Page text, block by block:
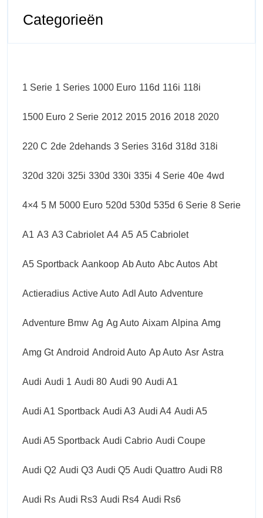
Categorieën
1 Serie 1 Series 1000 Euro 116d 116i 118i
1500 Euro 2 Serie 2012 2015 2016 2018 2020
220 C 2de 2dehands 3 Series 316d 318d 318i
320d 320i 325i 330d 330i 335i 4 Serie 40e 4wd
4×4 5 M 5000 Euro 520d 530d 535d 6 Serie 8 Serie
A1 A3 A3 Cabriolet A4 A5 A5 Cabriolet
A5 Sportback Aankoop Ab Auto Abc Autos Abt
Actieradius Active Auto Adl Auto Adventure
Adventure Bmw Ag Ag Auto Aixam Alpina Amg
Amg Gt Android Android Auto Ap Auto Asr Astra
Audi Audi 1 Audi 80 Audi 90 Audi A1
Audi A1 Sportback Audi A3 Audi A4 Audi A5
Audi A5 Sportback Audi Cabrio Audi Coupe
Audi Q2 Audi Q3 Audi Q5 Audi Quattro Audi R8
Audi Rs Audi Rs3 Audi Rs4 Audi Rs6